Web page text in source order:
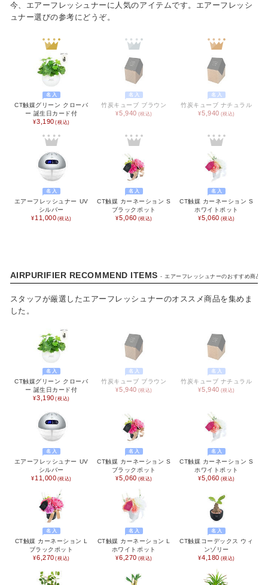
アウトレット
名入れプレゼント
バレンタイン
母の日
敬老の日
クリスマスプレゼント お歳暮・お年賀・お年始
販促品＆ノベルティグッズ
七五三 内祝い
出産祝い
FEATURE
今、エアーフレッシュナーに人気のアイテムです。エアーフレッシ
ュナー選びの参考にどうぞ。
名入
CT触媒グリーン クローバ
ー 誕生日カード付
3,190
名入
竹炭キューブ ブラウン
5,940
名入
竹炭キューブ ナチュラル
5,940
名入
エアーフレッシュナー UV
シルバー
11,000
名入
CT触媒 カーネーション S
ブラックポット
5,060
名入
CT触媒 カーネーション S
ホワイトポット
5,060
AIRPURIFIER RECOMMEND ITEMS- エアーフレッシュナーのおすすめ商品 -
スタッフが厳選したエアーフレッシュナーのオススメ商品を集めま
した。
名入
CT触媒グリーン クローバ
ー 誕生日カード付
3,190
名入
竹炭キューブ ブラウン
5,940
名入
竹炭キューブ ナチュラル
5,940
名入
エアーフレッシュナー UV
シルバー
11,000
名入
CT触媒 カーネーション S
ブラックポット
5,060
名入
CT触媒 カーネーション S
ホワイトポット
5,060
名入
CT触媒 カーネーション L
ブラックポット
6,270
名入
CT触媒 カーネーション L
ホワイトポット
6,270
名入
CT触媒コーデックス ウィ
ンゾリー
4,180